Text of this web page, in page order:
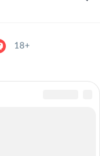
18+